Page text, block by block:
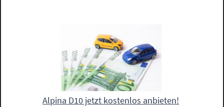
Alpina D10 jetzt kostenlos anbieten!